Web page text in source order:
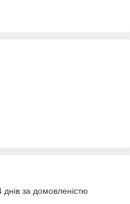
за домовленістю